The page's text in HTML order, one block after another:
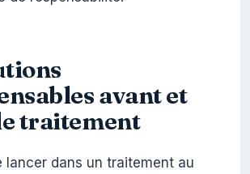
avant et
traitement
lancer dans un traitement au